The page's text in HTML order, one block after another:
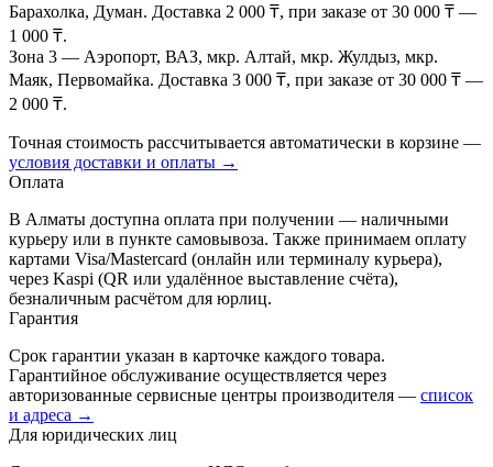
Барахолка, Думан. Доставка 2 000 ₸, при заказе от 30 000 ₸ —
1 000 ₸.
Зона 3 — Аэропорт, ВАЗ, мкр. Алтай, мкр. Жулдыз, мкр.
Маяк, Первомайка. Доставка 3 000 ₸, при заказе от 30 000 ₸ —
2 000 ₸.
Точная стоимость рассчитывается автоматически в корзине —
условия доставки и оплаты →
Оплата
В Алматы доступна оплата при получении — наличными
курьеру или в пункте самовывоза. Также принимаем оплату
картами Visa/Mastercard (онлайн или терминалу курьера),
через Kaspi (QR или удалённое выставление счёта),
безналичным расчётом для юрлиц.
Гарантия
Срок гарантии указан в карточке каждого товара.
Гарантийное обслуживание осуществляется через
авторизованные сервисные центры производителя — список
и адреса →
Для юридических лиц